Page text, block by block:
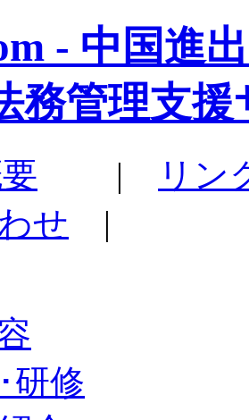
- 中国進
務管理支援
|
リン
せ |
研修